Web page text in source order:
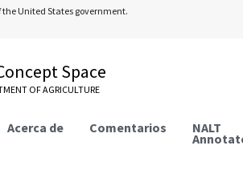
the United States government.
Space
OF AGRICULTURE
Acerca de Comentarios NALT